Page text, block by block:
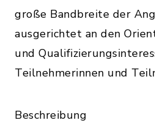
große Bandbreite der
ausgerichtet an den
und
Teilnehmerinnen und
Beschreibung